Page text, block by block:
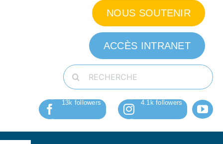
NOUS SOUTENIR
ACCÈS INTRANET
Rechercher: